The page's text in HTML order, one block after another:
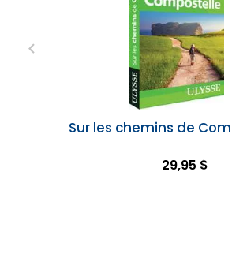
Sur les chemins de
29,95 $